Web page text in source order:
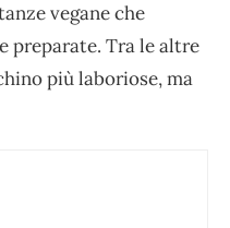
vegane che
preparate. Tra le altre
più laboriose, ma